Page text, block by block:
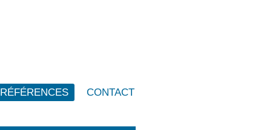
RÉFÉRENCES CONTACT